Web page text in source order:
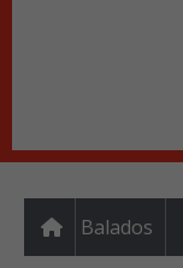
Balados